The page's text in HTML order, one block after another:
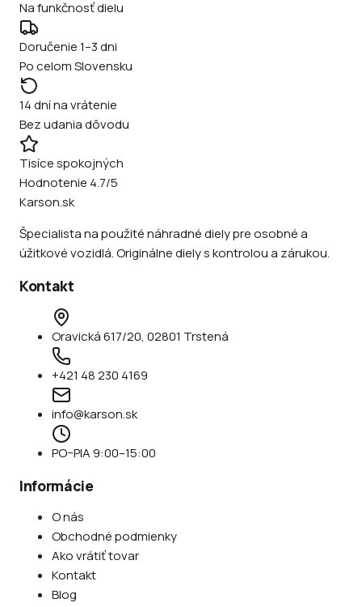
Na funkčnosť dielu
Doručenie 1–3 dni
Po celom Slovensku
14 dní na vrátenie
Bez udania dôvodu
Tisíce spokojných
Hodnotenie 4.7/5
Karson.sk
Špecialista na použité náhradné diely pre osobné a
úžitkové vozidlá. Originálne diely s kontrolou a zárukou.
Kontakt
Oravická 617/20, 02801 Trstená
+421 48 230 4169
info@karson.sk
PO–PIA 9:00–15:00
Informácie
O nás
Obchodné podmienky
Ako vrátiť tovar
Kontakt
Blog